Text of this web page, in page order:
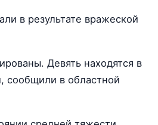
в результате вражеской
Девять находятся в
сообщили в областной